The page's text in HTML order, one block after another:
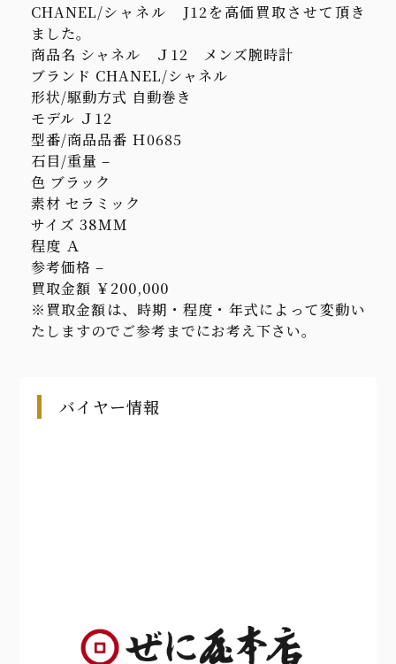
CHANEL/シャネル J12を高価買取させて頂き
ました。
商品名 シャネル Ｊ12 メンズ腕時計
ブランド CHANEL/シャネル
形状/駆動方式 自動巻き
モデル Ｊ12
型番/商品品番 Ｈ0685
石目/重量 –
色 ブラック
素材 セラミック
サイズ 38ＭＭ
程度 Ａ
参考価格 –
買取金額 ￥200,000
※買取金額は、時期・程度・年式によって変動い
たしますのでご参考までにお考え下さい。
バイヤー情報